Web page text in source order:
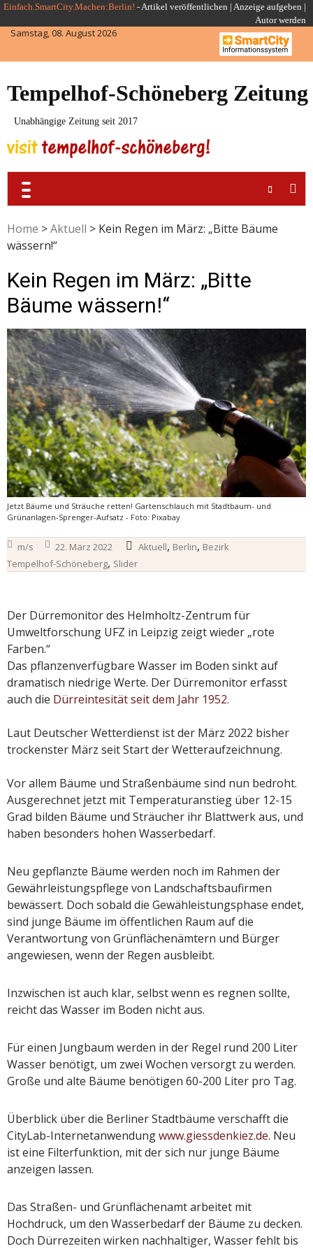
Skip
to
content
Einfach.SmartCity.Machen:Berlin! -Artikel veröffentlichen | Anzeige aufgeben |
Autor werden
Samstag, 08. August 2026
Tempelhof-Schöneberg Zeitung
Unabhängige Zeitung seit 2017
Home >Aktuell > Kein Regen im März: „Bitte Bäume
wässern!“
Kein Regen im März: „Bitte
Bäume wässern!“
Jetzt Bäume und Sträuche retten! Gartenschlauch mit Stadtbaum- und
Grünanlagen-Sprenger-Aufsatz - Foto: Pixabay
m/s 22. März 2022 Aktuell, Berlin, Bezirk
Tempelhof-Schöneberg, Slider
Der Dürremonitor des Helmholtz-Zentrum für
Umweltforschung UFZ in Leipzig zeigt wieder „rote
Farben.“
Das pflanzenverfügbare Wasser im Boden sinkt auf
dramatisch niedrige Werte. Der Dürremonitor erfasst
auch die Dürreintesität seit dem Jahr 1952.
Laut Deutscher Wetterdienst ist der März 2022 bisher
trockenster März seit Start der Wetteraufzeichnung.
Vor allem Bäume und Straßenbäume sind nun bedroht.
Ausgerechnet jetzt mit Temperaturanstieg über 12-15
Grad bilden Bäume und Sträucher ihr Blattwerk aus, und
haben besonders hohen Wasserbedarf.
Neu gepflanzte Bäume werden noch im Rahmen der
Gewährleistungspflege von Landschaftsbaufirmen
bewässert. Doch sobald die Gewähleistungsphase endet,
sind junge Bäume im öffentlichen Raum auf die
Verantwortung von Grünflächenämtern und Bürger
angewiesen, wenn der Regen ausbleibt.
Inzwischen ist auch klar, selbst wenn es regnen sollte,
reicht das Wasser im Boden nicht aus.
Für einen Jungbaum werden in der Regel rund 200 Liter
Wasser benötigt, um zwei Wochen versorgt zu werden.
Große und alte Bäume benötigen 60-200 Liter pro Tag.
Überblick über die Berliner Stadtbäume verschafft die
CityLab-Internetanwendungwww.giessdenkiez.de. Neu
ist eine Filterfunktion, mit der sich nur junge Bäume
anzeigen lassen.
Das Straßen- und Grünflächenamt arbeitet mit
Hochdruck, um den Wasserbedarf der Bäume zu decken.
Doch Dürrezeiten wirken nachhaltiger, Wasser fehlt bis